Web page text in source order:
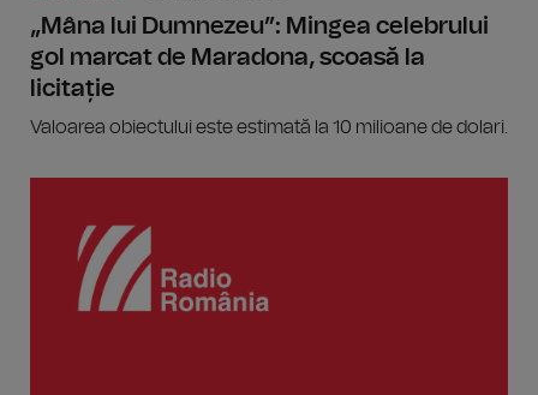
„Mâna lui Dumnezeu”: Mingea celebrului
gol marcat de Maradona, scoasă la
licitație
Valoarea obiectului este estimată la 10 milioane de dolari.